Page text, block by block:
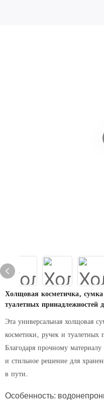
Холщовая косметичка,
туалетных принадлежностей
Эта универсальная холщовая
косметики, ручек и туалетных
Благодаря прочному
и стильное решение для
в пути.
Особенность: